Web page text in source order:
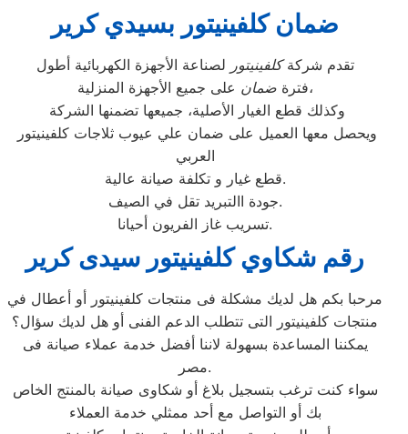
ضمان كلفينيتور بسيدي كرير
تقدم شركةكلفينيتور لصناعة الأجهزة الكهربائية أطول
فترةضمان
على جميع الأجهزة المنزلية،
وكذلك قطع الغيار الأصلية، جميعها تضمنها الشركة
العربي
قطع غيار و تكلفة صيانة عالية.
جودة االتبريد تقل في الصيف.
تسريب غاز الفريون أحيانا.
رقم شكاوي كلفينيتور سيدى كرير
مرحبا بكم هل لديك مشكلة فى منتجات كلفينيتور أو أعطال في
منتجات كلفينيتور التى تتطلب الدعم الفنى أو هل لديك سؤال؟
يمكننا المساعدة بسهولة لاننا أفضل خدمة عملاء صيانة فى
مصر.
سواء كنت ترغب بتسجيل بلاغ أو شكاوى صيانة بالمنتج الخاص
بك أو التواصل مع أحد ممثلي خدمة العملاء